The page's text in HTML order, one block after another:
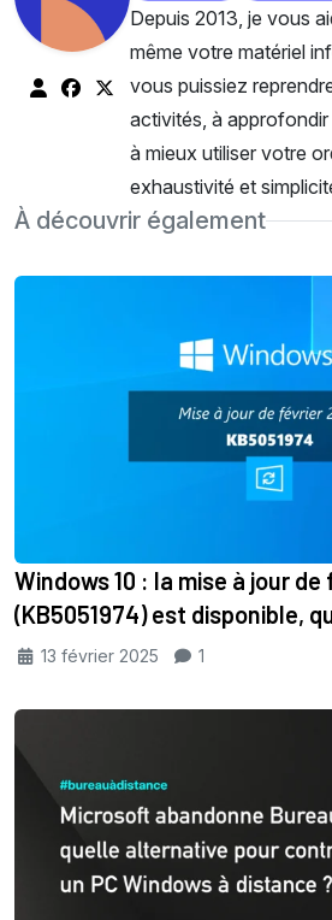
Depuis 2013, je vous
même votre matériel
vous puissiez
activités, à
à mieux utiliser votre
exhaustivité et
À découvrir également
Windows 10 : la mise à jour
(KB5051974) est disponible,
13 février 2025 1